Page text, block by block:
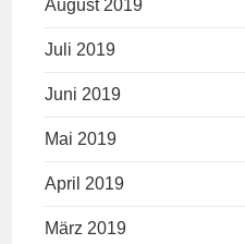
August 2019
Juli 2019
Juni 2019
Mai 2019
April 2019
März 2019